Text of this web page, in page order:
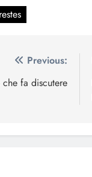
Previous:
fa discutere